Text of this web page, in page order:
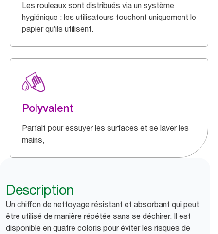
Les rouleaux sont distribués via un système
hygiénique : les utilisateurs touchent uniquement le
papier qu’ils utilisent.
Polyvalent
Parfait pour essuyer les surfaces et se laver les
mains,
Description
Un chiffon de nettoyage résistant et absorbant qui peut
être utilisé de manière répétée sans se déchirer. Il est
disponible en quatre coloris pour éviter les risques de